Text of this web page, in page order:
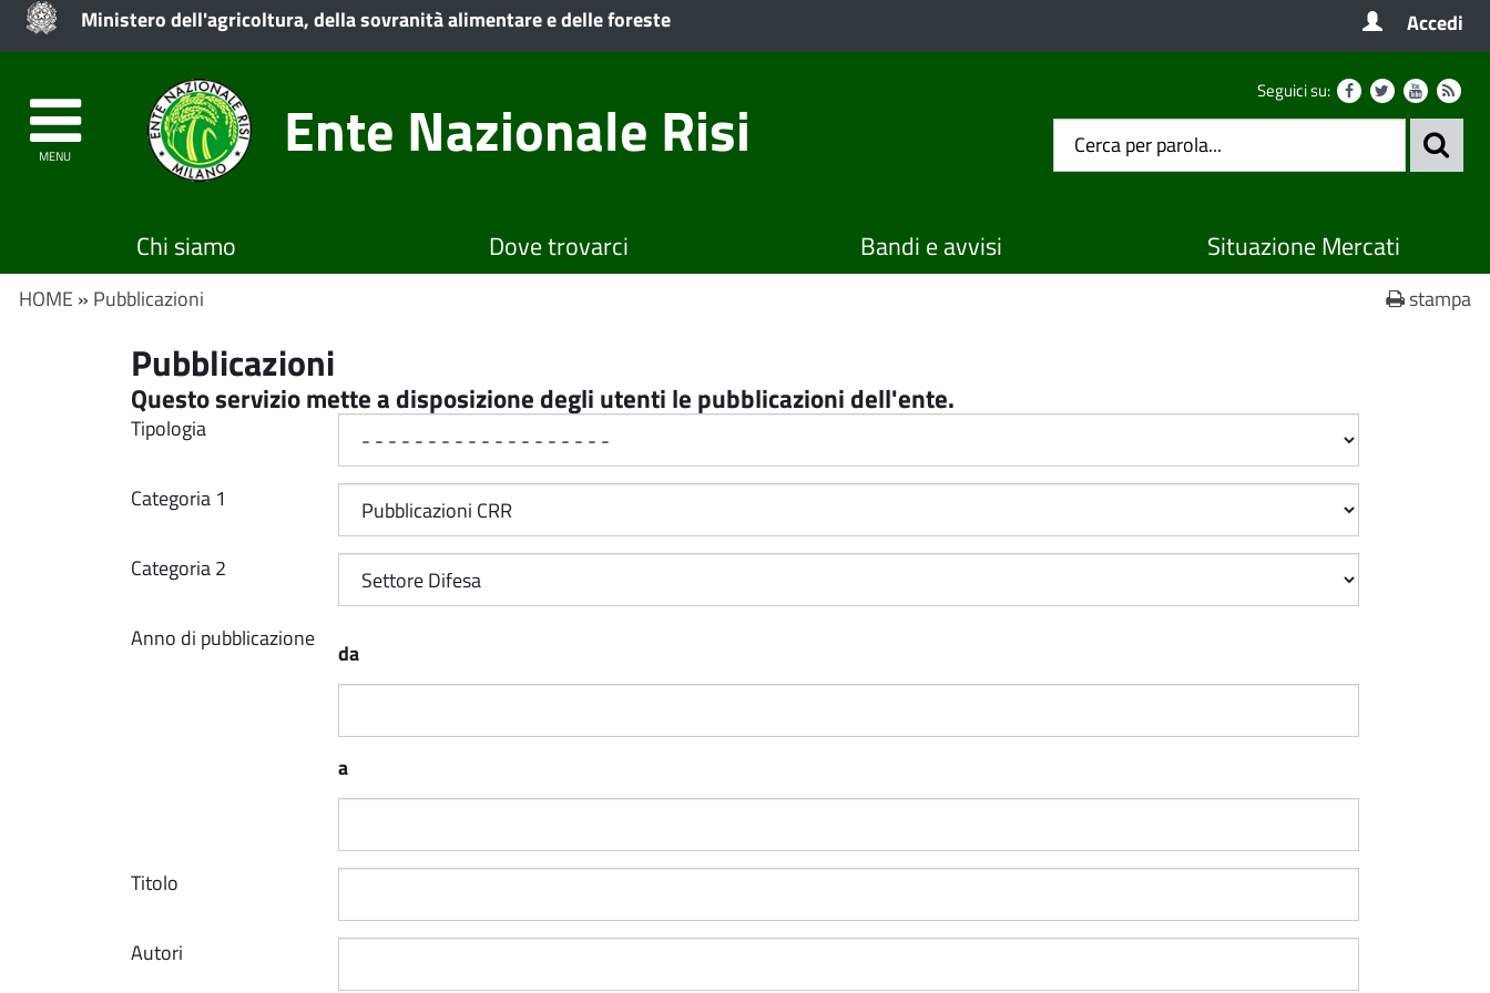
Ministero dell'agricoltura, della sovranità alimentare e delle foreste Accedi
MENU Ente Nazionale Risi Seguici su:
Chi siamo Dove trovarci Bandi e avvisi Situazione Mercati
HOME » Pubblicazioni stampa
Pubblicazioni
Questo servizio mette a disposizione degli utenti le pubblicazioni dell'ente.
Tipologia
Categoria 1
Categoria 2
Anno di pubblicazione
da
a
Titolo
Autori